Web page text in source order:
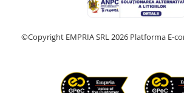
©Copyright EMPRIA SRL 2026 Platforma E-